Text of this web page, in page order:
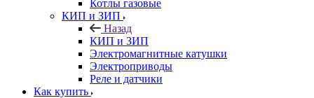
Котлы газовые
КИП и ЗИП
Назад
КИП и ЗИП
Электромагнитные катушки
Электроприводы
Реле и датчики
Как купить